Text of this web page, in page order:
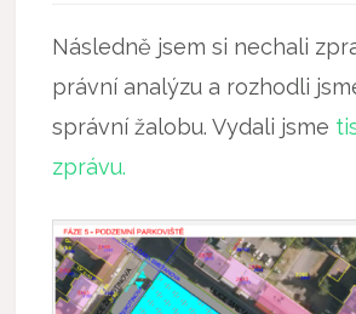
Následně jsem si nechali
právní analýzu a rozhodli
správní žalobu. Vydali jsme
zprávu.